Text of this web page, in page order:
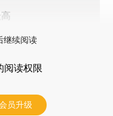
继续阅读
阅读权限
员升级